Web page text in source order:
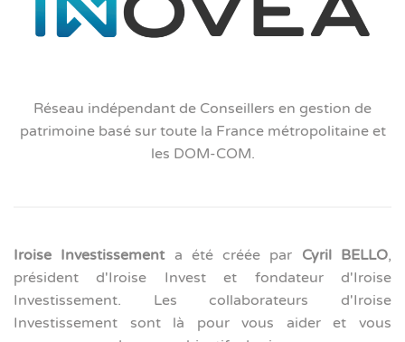
Réseau indépendant de Conseillers en gestion de
patrimoine basé sur toute la France métropolitaine et
les DOM-COM.
Iroise Investissement a été créée par Cyril BELLO,
président d'Iroise Invest et fondateur d'Iroise
Investissement. Les collaborateurs d'Iroise
Investissement sont là pour vous aider et vous